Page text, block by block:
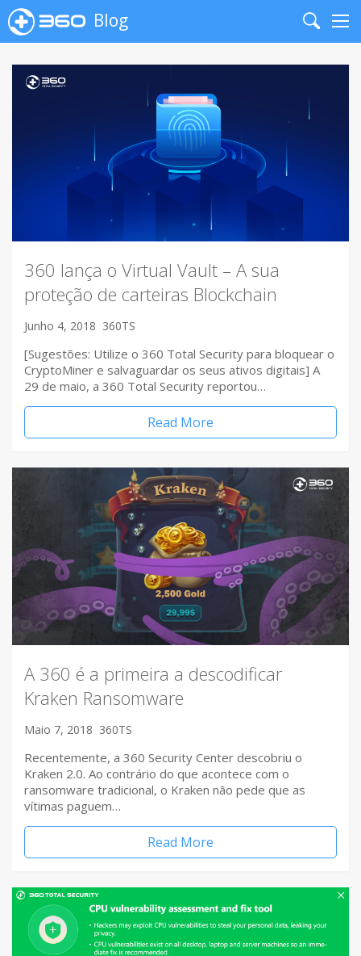
Blog
Search
360 lança o Virtual Vault – A sua
proteção de carteiras Blockchain
Junho 4, 2018 360TS
[Sugestões: Utilize o 360 Total Security para bloquear o
CryptoMiner e salvaguardar os seus ativos digitais] A
29 de maio, a 360 Total Security reportou…
Read More
A 360 é a primeira a descodificar
Kraken Ransomware
Maio 7, 2018 360TS
Recentemente, a 360 Security Center descobriu o
Kraken 2.0. Ao contrário do que acontece com o
ransomware tradicional, o Kraken não pede que as
vítimas paguem…
Read More